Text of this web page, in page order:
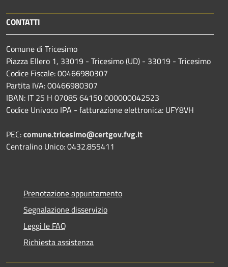
CONTATTI
Comune di Tricesimo
Piazza Ellero 1, 33019 - Tricesimo (UD) - 33019 - Tricesimo
Codice Fiscale: 00466980307
Partita IVA: 00466980307
IBAN: IT 25 H 07085 64150 000000042523
Codice Univoco IPA - fatturazione elettronica: UFY8VH
PEC:comune.tricesimo@certgov.fvg.it
Centralino Unico: 0432.855411
Prenotazione appuntamento
Segnalazione disservizio
Leggi le FAQ
Richiesta assistenza